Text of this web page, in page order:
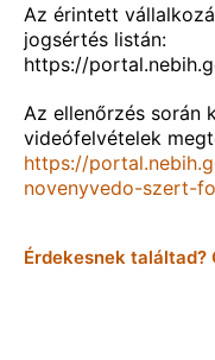
Az érintett
jogsértés listán:
https://
Az ellenőrzés során
videófelvételek
https://
novenyvedo-szert-
Érdekesnek találtad?